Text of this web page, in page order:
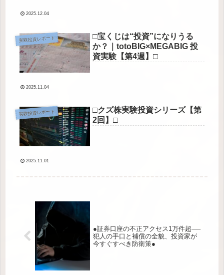
2025.12.04
実験投資レポート
□宝くじは“投資”になりうる
か？｜totoBIG×MEGABIG 投
資実験【第4週】□
2025.11.04
実験投資レポート
□クズ株実験投資シリーズ【第
2回】□
2025.11.01
●証券口座の不正アクセス1万件超──
犯人の手口と補償の全貌、投資家が
今すぐすべき防衛策●